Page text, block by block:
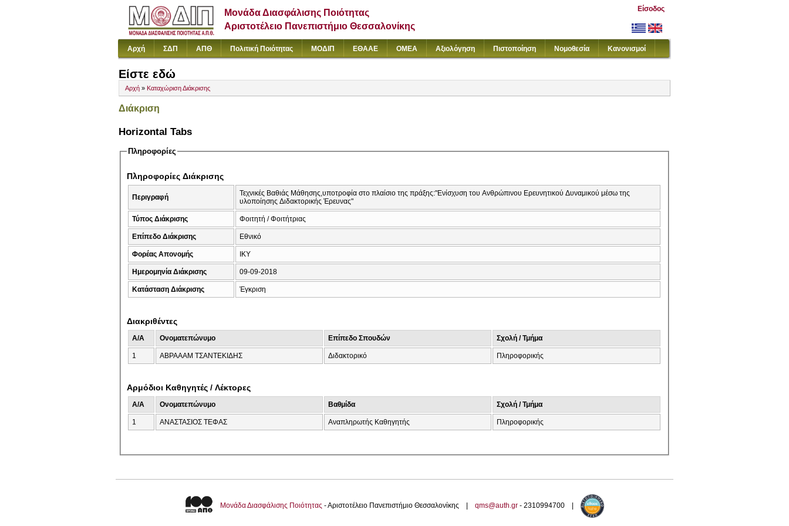
Μονάδα Διασφάλισης Ποιότητας
Αριστοτέλειο Πανεπιστήμιο Θεσσαλονίκης
Είσοδος
Αρχή ΣΔΠ ΑΠΘ Πολιτική Ποιότητας ΜΟΔΙΠ ΕΘΑΑΕ ΟΜΕΑ Αξιολόγηση Πιστοποίηση Νομοθεσία Κανονισμοί
Είστε εδώ
Αρχή » Καταχώριση Διάκρισης
Διάκριση
Horizontal Tabs
Πληροφορίες
Πληροφορίες Διάκρισης
Περιγραφή
Τεχνικές Βαθιάς Μάθησης,υποτροφία στο πλαίσιο της πράξης:"Ενίσχυση του Ανθρώπινου Ερευνητικού Δυναμικού μέσω της
υλοποίησης Διδακτορικής Έρευνας"
Τύπος Διάκρισης Φοιτητή / Φοιτήτριας
Επίπεδο Διάκρισης Εθνικό
Φορέας Απονομής ΙΚΥ
Ημερομηνία Διάκρισης 09-09-2018
Κατάσταση Διάκρισης Έγκριση
Διακριθέντες
A/A Ονοματεπώνυμο Επίπεδο Σπουδών Σχολή / Τμήμα
1 ΑΒΡΑΑΑΜ ΤΣΑΝΤΕΚΙΔΗΣ Διδακτορικό Πληροφορικής
Αρμόδιοι Καθηγητές / Λέκτορες
A/A Ονοματεπώνυμο Βαθμίδα Σχολή / Τμήμα
1 ΑΝΑΣΤΑΣΙΟΣ ΤΕΦΑΣ Αναπληρωτής Καθηγητής Πληροφορικής
Μονάδα Διασφάλισης Ποιότητας - Αριστοτέλειο Πανεπιστήμιο Θεσσαλονίκης | qms@auth.gr - 2310994700 |